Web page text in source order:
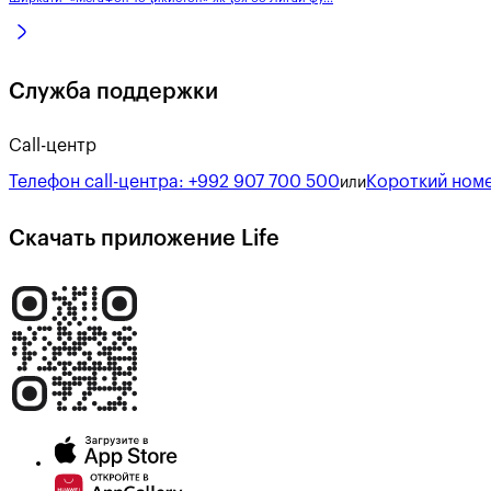
Служба поддержки
Call-центр
Телефон call-центра: +992 907 700 500или Короткий
Скачать приложение Life